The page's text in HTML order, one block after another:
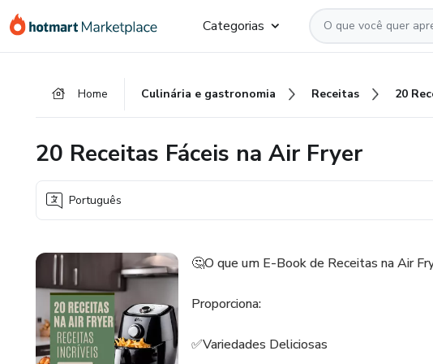
para
para
para
Categorias
Home Culinária e gastronomia Receitas
20 Receitas Fáceis na Air Fryer
Português
🤔O que um E-Book de Receitas na Air
Proporciona:
✅Variedades Deliciosas